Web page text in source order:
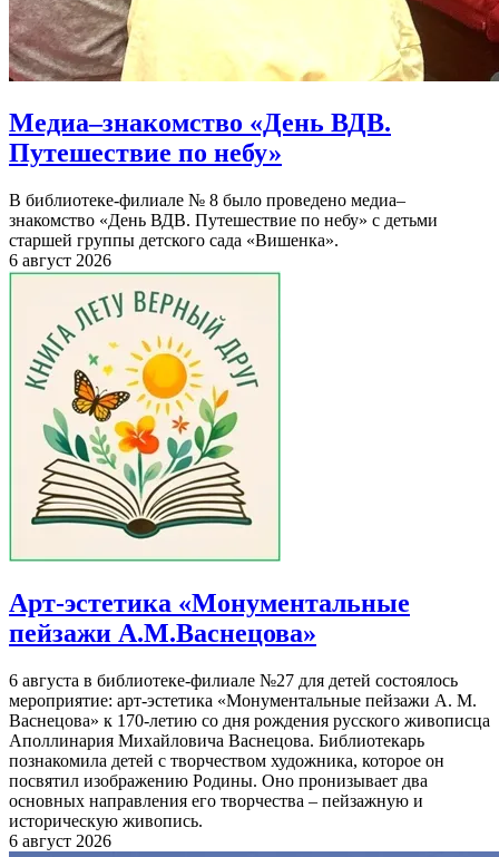
Медиа–знакомство «День ВДВ.
Путешествие по небу»
В библиотеке-филиале № 8 было проведено медиа–
знакомство «День ВДВ. Путешествие по небу» с детьми
старшей группы детского сада «Вишенка».
6 август 2026
Арт-эстетика «Монументальные
пейзажи А.М.Васнецова»
6 августа в библиотеке-филиале №27 для детей состоялось
мероприятие: арт-эстетика «Монументальные пейзажи А. М.
Васнецова» к 170-летию со дня рождения русского живописца
Аполлинария Михайловича Васнецова. Библиотекарь
познакомила детей с творчеством художника, которое он
посвятил изображению Родины. Оно пронизывает два
основных направления его творчества – пейзажную и
историческую живопись.
6 август 2026